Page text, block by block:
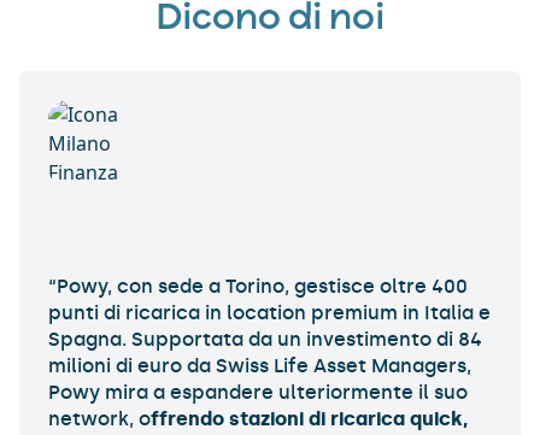
Dicono di noi
“Powy, con sede a Torino, gestisce oltre 400
punti di ricarica in location premium in Italia e
Spagna. Supportata da un investimento di 84
milioni di euro da Swiss Life Asset Managers,
Powy mira a espandere ulteriormente il suo
network, offrendo stazioni di ricarica quick,